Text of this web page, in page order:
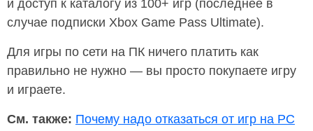
и доступ к каталогу из 100+ игр (последнее в
случае подписки Xbox Game Pass Ultimate).
Для игры по сети на ПК ничего платить как
правильно не нужно — вы просто покупаете игру
и играете.
См. также: Почему надо отказаться от игр на PC